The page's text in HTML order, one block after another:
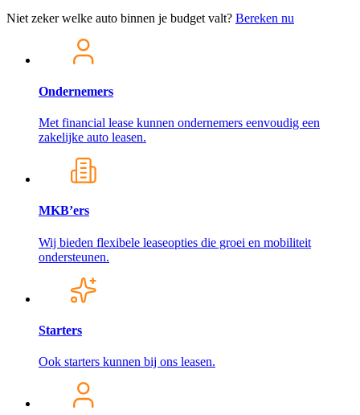
Niet zeker welke auto binnen je budget valt? Bereken nu
Ondernemers
Met financial lease kunnen ondernemers eenvoudig een
zakelijke auto leasen.
MKB’ers
Wij bieden flexibele leaseopties die groei en mobiliteit
ondersteunen.
Starters
Ook starters kunnen bij ons leasen.